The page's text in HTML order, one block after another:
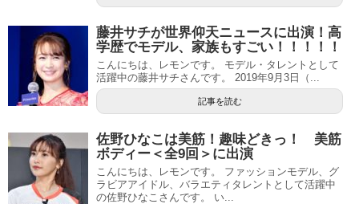
藤井サチが世界仰天ニュースに出演！高
学歴でモデル、家族もすごい！！！！！
こんにちは、レモンです。 モデル・タレントとして
活躍中の藤井サチさんです。 2019年9月3日（...
記事を読む
佐野ひなこは美筋！趣味どきっ！ 美筋
ボディー＜全9回＞に出演
こんにちは、レモンです。 ファッションモデル、グ
ラビアアイドル、バラエティタレントとして活躍中
の佐野ひなこさんです。 い...